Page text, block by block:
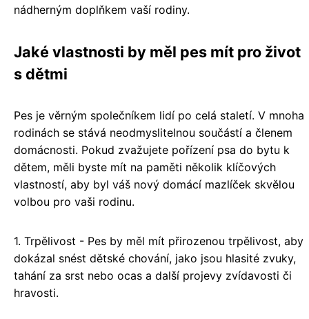
nádherným doplňkem vaší rodiny.
Jaké vlastnosti by měl pes mít pro život
s dětmi
Pes je věrným společníkem lidí po celá staletí. V mnoha
rodinách se stává neodmyslitelnou součástí a členem
domácnosti. Pokud zvažujete pořízení psa do bytu k
dětem, měli byste mít na paměti několik klíčových
vlastností, aby byl váš nový domácí mazlíček skvělou
volbou pro vaši rodinu.
1. Trpělivost - Pes by měl mít přirozenou trpělivost, aby
dokázal snést dětské chování, jako jsou hlasité zvuky,
tahání za srst nebo ocas a další projevy zvídavosti či
hravosti.